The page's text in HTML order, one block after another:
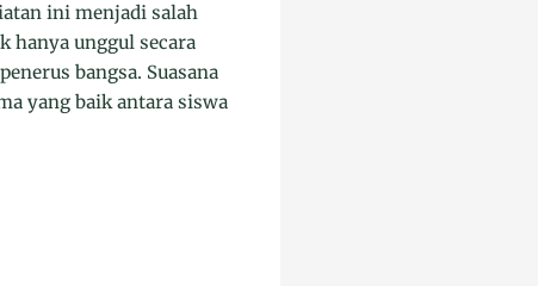
ini menjadi salah
hanya unggul secara
bangsa. Suasana
yang baik antara siswa